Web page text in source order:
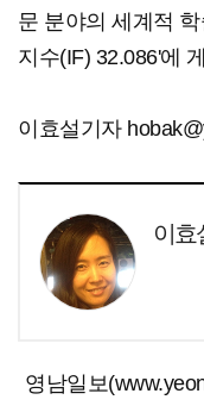
문 분야의 세계적
지수(IF) 32.086'에
이효설기자
이효
영남일보